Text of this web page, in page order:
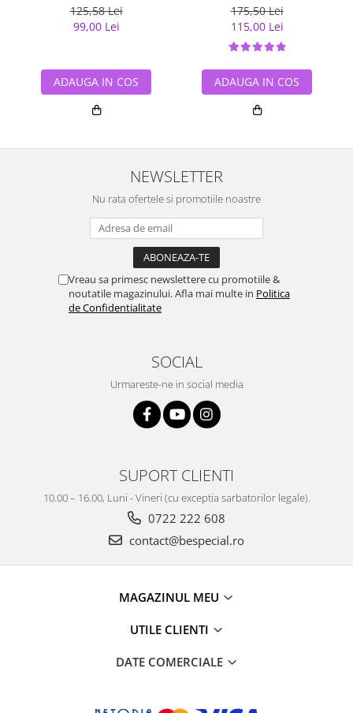
125,58 Lei
99,00 Lei
ADAUGA IN COS
175,50 Lei
115,00 Lei
ADAUGA IN COS
NEWSLETTER
Nu rata ofertele si promotiile noastre
Vreau sa primesc newslettere cu promotiile &
noutatile magazinului. Afla mai multe in Politica
de Confidentialitate
SOCIAL
Urmareste-ne in social media
SUPORT CLIENTI
10.00 – 16.00, Luni - Vineri (cu exceptia sarbatorilor legale).
0722 222 608
contact@bespecial.ro
MAGAZINUL MEU
UTILE CLIENTI
DATE COMERCIALE